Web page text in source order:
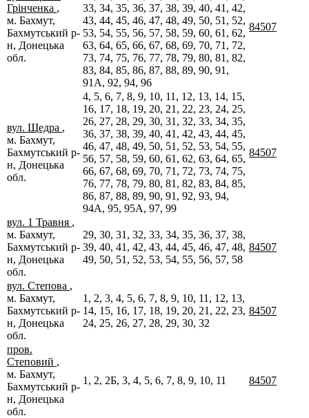
Грінченка ,
м. Бахмут,
Бахмутський р-
н, Донецька
обл.
33, 34, 35, 36, 37, 38, 39, 40, 41, 42,
43, 44, 45, 46, 47, 48, 49, 50, 51, 52,
53, 54, 55, 56, 57, 58, 59, 60, 61, 62,
63, 64, 65, 66, 67, 68, 69, 70, 71, 72,
73, 74, 75, 76, 77, 78, 79, 80, 81, 82,
83, 84, 85, 86, 87, 88, 89, 90, 91,
91А, 92, 94, 96
84507
вул. Щедра ,
м. Бахмут,
Бахмутський р-
н, Донецька
обл.
4, 5, 6, 7, 8, 9, 10, 11, 12, 13, 14, 15,
16, 17, 18, 19, 20, 21, 22, 23, 24, 25,
26, 27, 28, 29, 30, 31, 32, 33, 34, 35,
36, 37, 38, 39, 40, 41, 42, 43, 44, 45,
46, 47, 48, 49, 50, 51, 52, 53, 54, 55,
56, 57, 58, 59, 60, 61, 62, 63, 64, 65,
66, 67, 68, 69, 70, 71, 72, 73, 74, 75,
76, 77, 78, 79, 80, 81, 82, 83, 84, 85,
86, 87, 88, 89, 90, 91, 92, 93, 94,
94А, 95, 95А, 97, 99
84507
вул. 1 Травня ,
м. Бахмут,
Бахмутський р-
н, Донецька
обл.
29, 30, 31, 32, 33, 34, 35, 36, 37, 38,
39, 40, 41, 42, 43, 44, 45, 46, 47, 48,
49, 50, 51, 52, 53, 54, 55, 56, 57, 58
84507
вул. Степова ,
м. Бахмут,
Бахмутський р-
н, Донецька
обл.
1, 2, 3, 4, 5, 6, 7, 8, 9, 10, 11, 12, 13,
14, 15, 16, 17, 18, 19, 20, 21, 22, 23,
24, 25, 26, 27, 28, 29, 30, 32
84507
пров.
Степовий ,
м. Бахмут,
Бахмутський р-
н, Донецька
обл.
1, 2, 2Б, 3, 4, 5, 6, 7, 8, 9, 10, 11 84507